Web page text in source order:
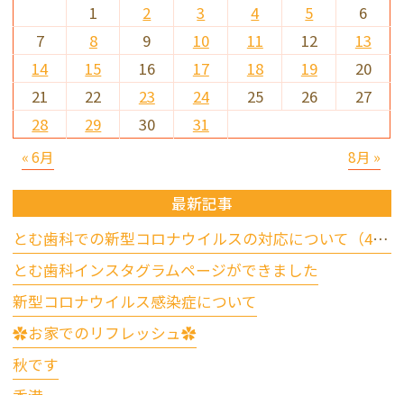
« 6月 8月 »
1 2 3 4 5
6
7
8 9 10 11 12
13
14
15 16 17 18 19
20
21
22 23 24 25 26
27
28
29 30 31
最新記事
とむ歯科での新型コロナウイルスの対応について（4/17更新）
とむ歯科インスタグラムページができました
新型コロナウイルス感染症について
✿お家でのリフレッシュ✿
秋です